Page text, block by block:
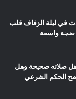
في ليلة الزفاف قلب
ضجة واسعة
صلاته صحيحة وهل
الحكم الشرعي